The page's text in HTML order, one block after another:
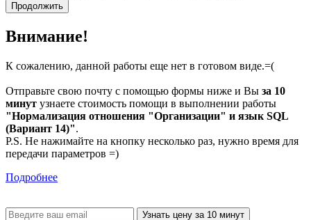
Продолжить
Внимание!
К сожалению, данной работы еще нет в готовом виде.=(
Отправьте свою почту с помощью формы ниже и Вы за 10
минут узнаете стоимость помощи в выполнении работы
"Нормализация отношения "Организации" и язык SQL
(Вариант 14)".
P.S. Не нажимайте на кнопку несколько раз, нужно время для
передачи параметров =)
Подробнее